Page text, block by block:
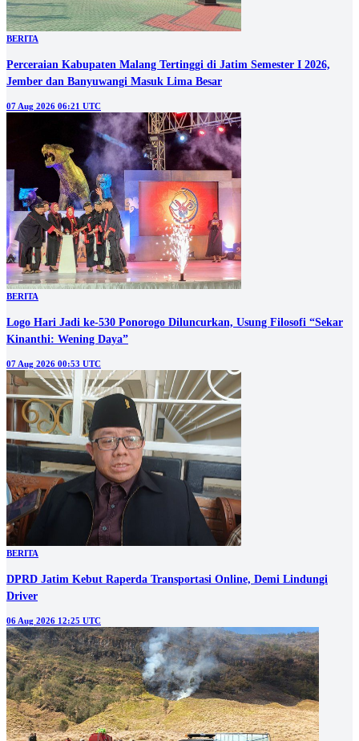
BERITA
Perceraian Kabupaten Malang Tertinggi di Jatim Semester I 2026,
Jember dan Banyuwangi Masuk Lima Besar
07 Aug 2026 06:21 UTC
BERITA
Logo Hari Jadi ke-530 Ponorogo Diluncurkan, Usung Filosofi “Sekar
Kinanthi: Wening Daya”
07 Aug 2026 00:53 UTC
BERITA
DPRD Jatim Kebut Raperda Transportasi Online, Demi Lindungi
Driver
06 Aug 2026 12:25 UTC